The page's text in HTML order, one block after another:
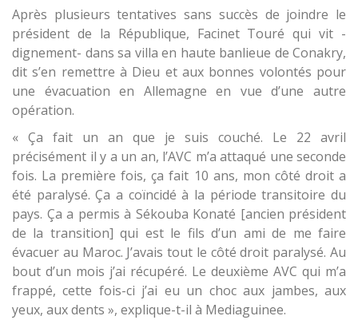
Après plusieurs tentatives sans succès de joindre le
président de la République, Facinet Touré qui vit -
dignement- dans sa villa en haute banlieue de Conakry,
dit s’en remettre à Dieu et aux bonnes volontés pour
une évacuation en Allemagne en vue d’une autre
opération.
« Ça fait un an que je suis couché. Le 22 avril
précisément il y a un an, l’AVC m’a attaqué une seconde
fois. La première fois, ça fait 10 ans, mon côté droit a
été paralysé. Ça a coïncidé à la période transitoire du
pays. Ça a permis à Sékouba Konaté [ancien président
de la transition] qui est le fils d’un ami de me faire
évacuer au Maroc. J’avais tout le côté droit paralysé. Au
bout d’un mois j’ai récupéré. Le deuxième AVC qui m’a
frappé, cette fois-ci j’ai eu un choc aux jambes, aux
yeux, aux dents », explique-t-il à Mediaguinee.